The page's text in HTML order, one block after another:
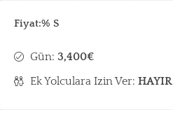
Fiyat:% S
Gün: 3,400€
Ek Yolculara Izin Ver: HAYIR